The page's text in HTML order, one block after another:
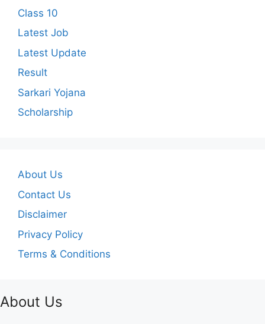
Class 10
Latest Job
Latest Update
Result
Sarkari Yojana
Scholarship
About Us
Contact Us
Disclaimer
Privacy Policy
Terms & Conditions
About Us